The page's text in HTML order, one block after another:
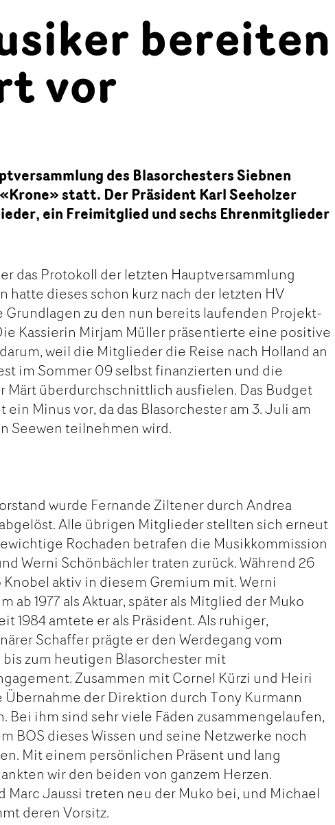
bereiten
vor
des Blasorchesters Siebnen
statt. Der Präsident Karl Seeholzer
ein Freimitglied und sechs Ehrenmitglieder
das Protokoll der letzten Hauptversammlung
hatte dieses schon kurz nach der letzten HV
zu den nun bereits laufenden Projekt-
Kassierin Mirjam Müller präsentierte eine positive
weil die Mitglieder die Reise nach Holland an
im Sommer 09 selbst finanzierten und die
Märt überdurchschnittlich ausfielen. Das Budget
Minus vor, da das Blasorchester am 3. Juli am
Seewen teilnehmen wird.
wurde Fernande Ziltener durch Andrea
Alle übrigen Mitglieder stellten sich erneut
Rochaden betrafen die Musikkommission
Werni Schönbächler traten zurück. Während 26
aktiv in diesem Gremium mit. Werni
ab 1977 als Aktuar, später als Mitglied der Muko
1984 amtete er als Präsident. Als ruhiger,
Schaffer prägte er den Werdegang vom
zum heutigen Blasorchester mit
Zusammen mit Cornel Kürzi und Heiri
Übernahme der Direktion durch Tony Kurmann
Bei ihm sind sehr viele Fäden zusammengelaufen,
BOS dieses Wissen und seine Netzwerke noch
Mit einem persönlichen Präsent und lang
wir den beiden von ganzem Herzen.
Marc Jaussi treten neu der Muko bei, und Michael
deren Vorsitz.